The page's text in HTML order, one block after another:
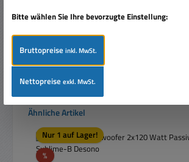
Verkaufspreis:
899,95 € 1.049,58 € (14.26% gespart)
Preise inkl. MwSt. zzgl. Versandkosten
Produktgalerie überspringen
Ähnliche Artikel
Nur 1 auf Lager!
%Rabatt
Bitte wählen Sie Ihre bevorzugte Einstellung:
Bruttopreiseinkl. MwSt.
Nettopreiseexkl. MwSt.